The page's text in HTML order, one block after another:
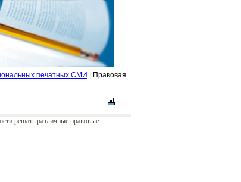
печатных СМИ
| Правовая
решать различные правовые